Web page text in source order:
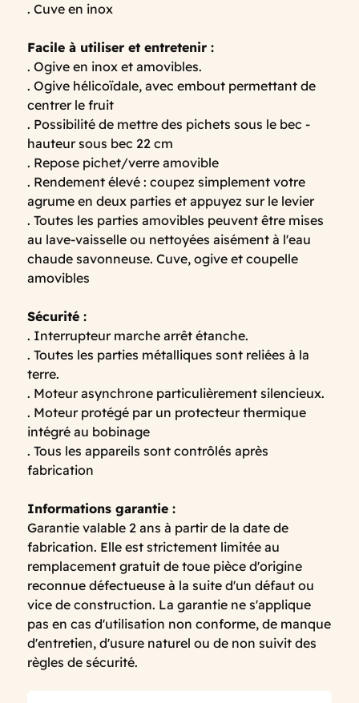
. Cuve en inox
Facile à utiliser et entretenir :
. Ogive en inox et amovibles.
. Ogive hélicoïdale, avec embout permettant de
centrer le fruit
. Possibilité de mettre des pichets sous le bec -
hauteur sous bec 22 cm
. Repose pichet/verre amovible
. Rendement élevé : coupez simplement votre
agrume en deux parties et appuyez sur le levier
. Toutes les parties amovibles peuvent être mises
au lave-vaisselle ou nettoyées aisément à l'eau
chaude savonneuse. Cuve, ogive et coupelle
amovibles
Sécurité :
. Interrupteur marche arrêt étanche.
. Toutes les parties métalliques sont reliées à la
terre.
. Moteur asynchrone particulièrement silencieux.
. Moteur protégé par un protecteur thermique
intégré au bobinage
. Tous les appareils sont contrôlés après
fabrication
Informations garantie :
Garantie valable 2 ans à partir de la date de
fabrication. Elle est strictement limitée au
remplacement gratuit de toue pièce d'origine
reconnue défectueuse à la suite d'un défaut ou
vice de construction. La garantie ne s'applique
pas en cas d'utilisation non conforme, de manque
d'entretien, d'usure naturel ou de non suivit des
règles de sécurité.